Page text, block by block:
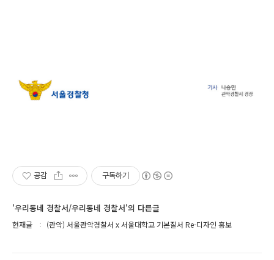
공감 구독하기
'우리동네 경찰서/우리동네 경찰서'의 다른글
현재글 (관악) 서울관악경찰서 x 서울대학교 기본질서 Re-디자인 홍보